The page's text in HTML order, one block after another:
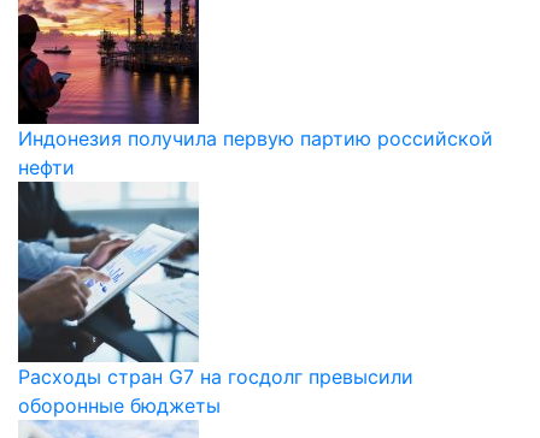
Индонезия получила первую партию российской
нефти
Расходы стран G7 на госдолг превысили
оборонные бюджеты